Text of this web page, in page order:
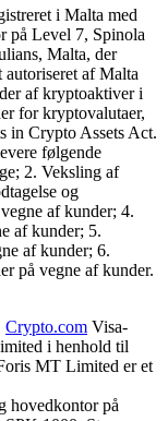
i Malta med
på Level 7, Spinola
Malta, der
autoriseret af Malta
af kryptoaktiver i
for kryptovalutaer,
in Crypto Assets Act.
følgende
2. Veksling af
og
af kunder; 4.
af kunder; 5.
af kunder; 6.
på vegne af kunder.
Crypto.com Visa-
i henhold til
MT Limited er et
hovedkontor på